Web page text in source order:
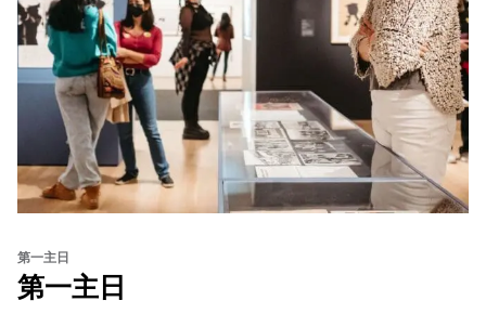
第一主日
第一主日